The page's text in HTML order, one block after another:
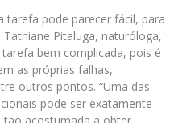
tarefa pode parecer fácil, para
Pitaluga, naturóloga,
bem complicada, pois é
as próprias falhas,
outros pontos. “Uma das
pode ser exatamente